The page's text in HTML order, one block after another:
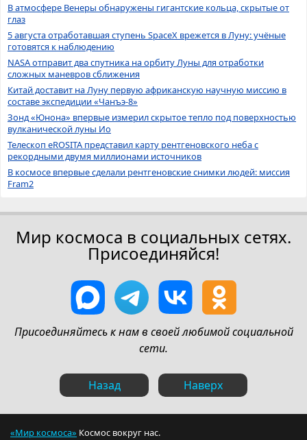
В атмосфере Венеры обнаружены гигантские кольца, скрытые от
глаз
5 августа отработавшая ступень SpaceX врежется в Луну: учёные
готовятся к наблюдению
NASA отправит два спутника на орбиту Луны для отработки
сложных маневров сближения
Китай доставит на Луну первую африканскую научную миссию в
составе экспедиции «Чанъэ-8»
Зонд «Юнона» впервые измерил скрытое тепло под поверхностью
вулканической луны Ио
Телескоп eROSITA представил карту рентгеновского неба с
рекордными двумя миллионами источников
В космосе впервые сделали рентгеновские снимки людей: миссия
Fram2
Мир космоса в социальных сетях.
Присоединяйся!
Присоединяйтесь к нам в своей любимой социальной
сети.
Назад Наверх
«Мир космоса» Космос вокруг нас.